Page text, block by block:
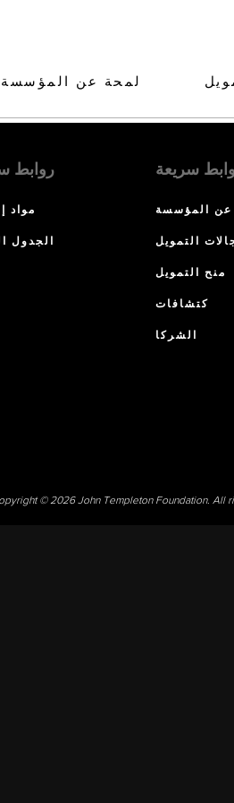
لمحة عن المؤسسة
روابط
مواد
الجدول
سريعة
عن المؤسسة
التمويل
منح التمويل
كتشافات
الشركا
© 2026 John Templeton Foundation. All